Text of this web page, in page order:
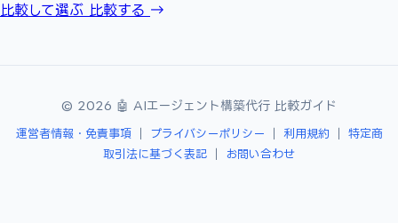
比較して選ぶ 比較する →
© 2026 🤖 AIエージェント構築代行 比較ガイド
運営者情報・免責事項 プライバシーポリシー 利用規約
特定商
取引法に基づく表記
お問い合わせ